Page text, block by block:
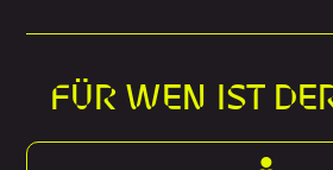
FÜR WEN IST